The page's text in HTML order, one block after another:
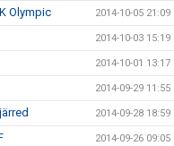
Olympic 2014-10-05 21:09
2014-10-03 15:19
2014-10-01 13:17
2014-09-29 11:55
2014-09-28 18:59
2014-09-26 09:05